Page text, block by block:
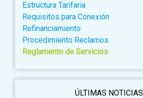
Estructura Tarifaria
Requisitos para Conexión
Refinanciamiento
Procedimiento Reclamos
Reglamento de Servicios
ÚLTIMAS NOTICIAS